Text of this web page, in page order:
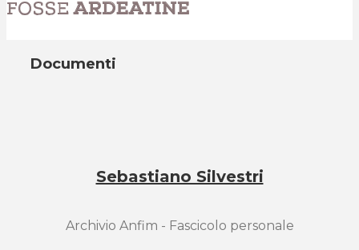
Documenti
Sebastiano Silvestri
Archivio Anfim - Fascicolo personale